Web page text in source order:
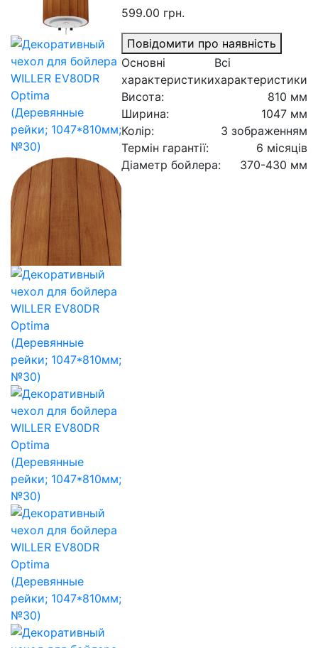
599.00 грн.
Основні
характеристики
Всі
характеристики
Висота:
810 мм
Ширина:
1047 мм
Колір:
З зображенням
Термін гарантії:
6 місяців
Діаметр бойлера:
370-430 мм
Повідомити про наявність